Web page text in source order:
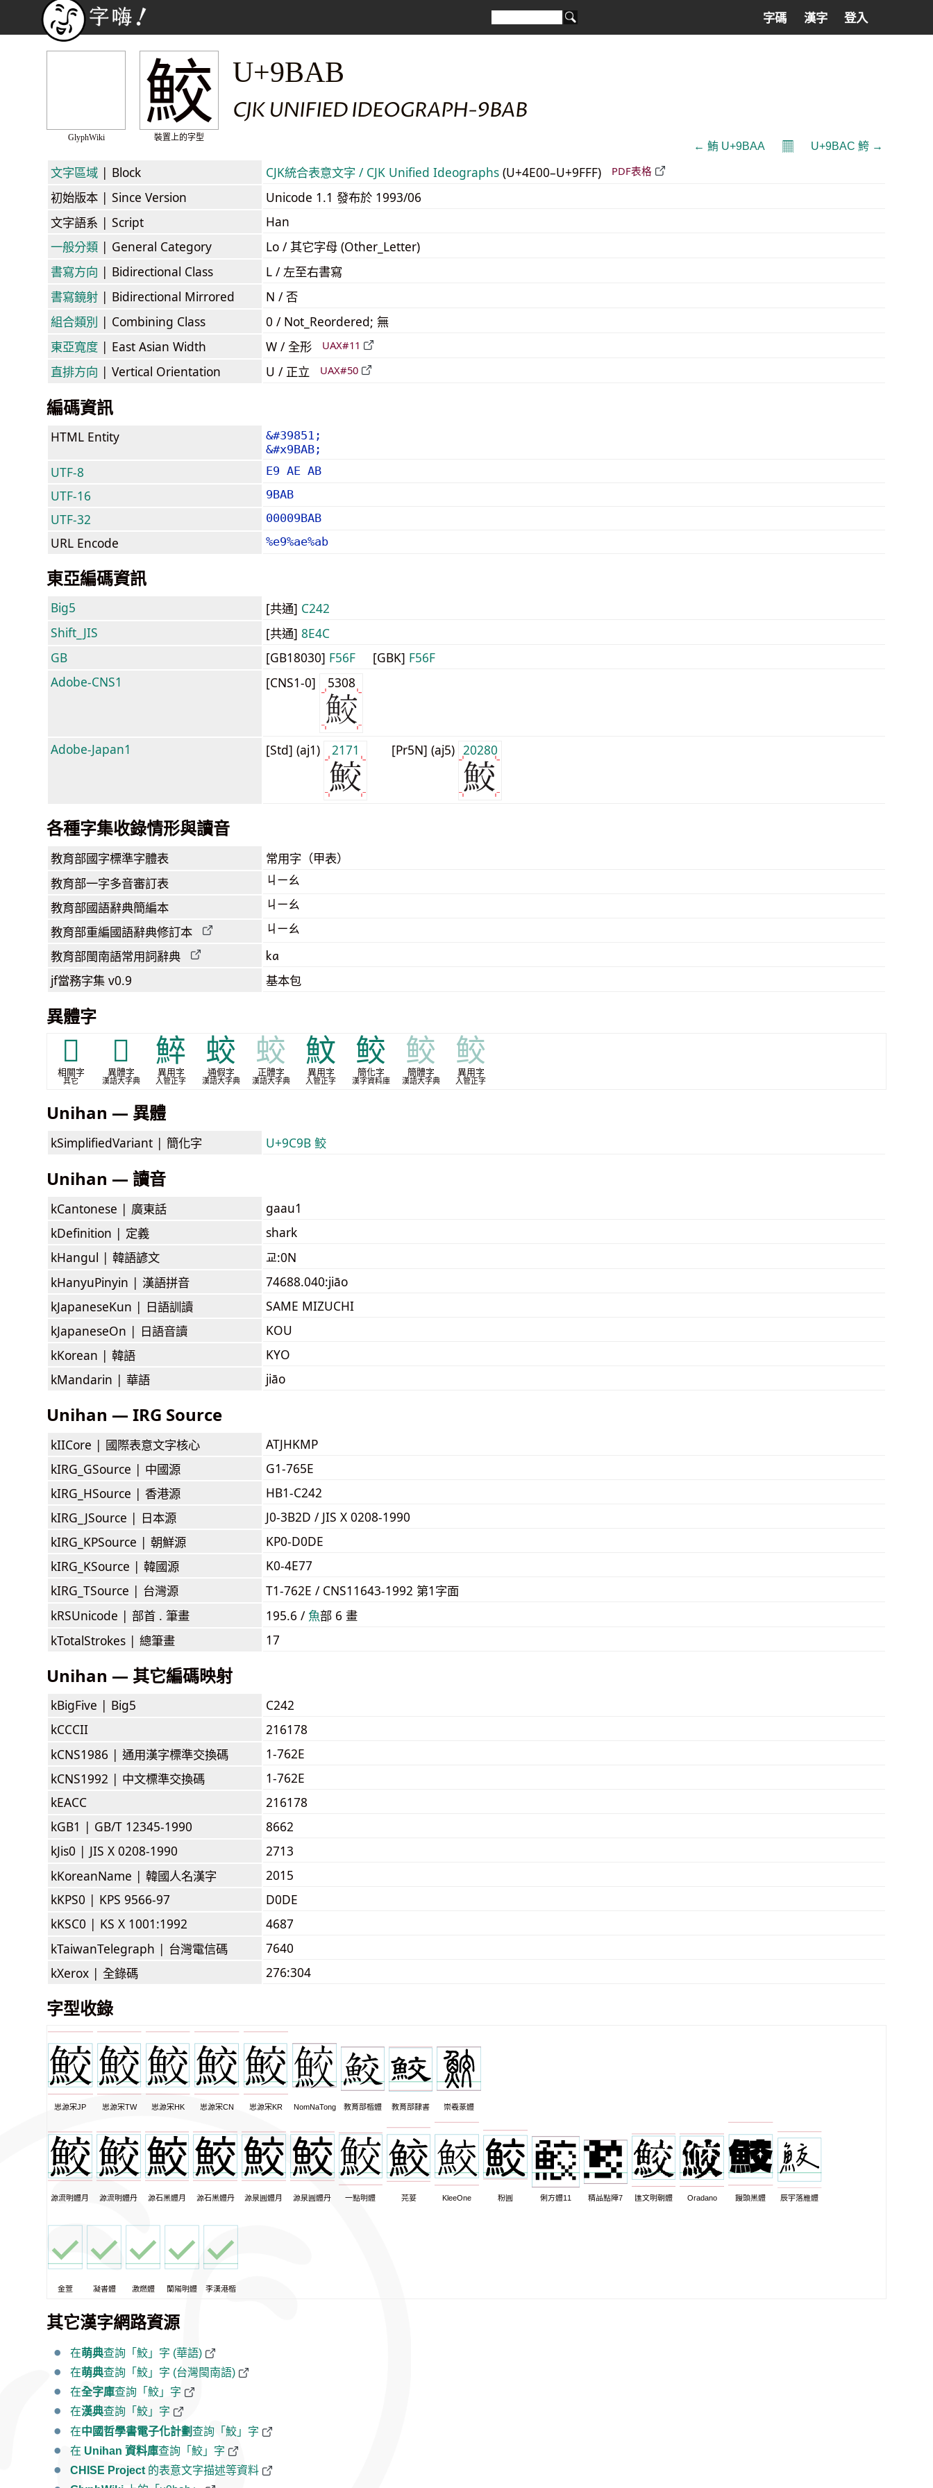
字碼 漢字 登入
GlyphWiki
鮫
裝置上的字型
U+9BAB
CJK UNIFIED IDEOGRAPH-9BAB
← 鮪 U+9BAA 𝄜 U+9BAC 鮬 →
文字區域 | Block CJK統合表意文字 / CJK Unified Ideographs (U+4E00–U+9FFF) PDF表格
初始版本 | Since Version
Unicode 1.1 發布於 1993/06
文字語系 | Script
Han
一般分類 | General Category
Lo / 其它字母 (Other_Letter)
書寫方向 | Bidirectional Class
L / 左至右書寫
書寫鏡射 | Bidirectional Mirrored
N / 否
組合類別 | Combining Class
0 / Not_Reordered; 無
東亞寬度 | East Asian Width W / 全形 UAX#11
直排方向 | Vertical Orientation U / 正立 UAX#50
編碼資訊
HTML Entity
&#39851;
&#x9BAB;
UTF-8 E9 AE AB
UTF-16 9BAB
UTF-32 00009BAB
URL Encode %e9%ae%ab
東亞編碼資訊
Big5 [共通] C242
Shift_JIS
[共通] 8E4C
GB
[GB18030] F56F [GBK] F56F
Adobe-CNS1
[CNS1-0] 5308
Adobe-Japan1 [Std] (aj1) 2171 [Pr5N] (aj5) 20280
各種字集收錄情形與讀音
教育部國字標準字體表 常用字（甲表）
教育部一字多音審訂表 ㄐㄧㄠ
教育部國語辭典簡編本 ㄐㄧㄠ
教育部重編國語辭典修訂本 ㄐㄧㄠ
教育部閩南語常用詞辭典 ka
jf當務字集 v0.9 基本包
異體字
𧣦
相關字
其它
𩊔
異體字
漢語大字典
䱣
異用字
入管正字
蛟
通假字
漢語大字典
蛟
正體字
漢語大字典
魰
異用字
入管正字
鲛
簡化字
漢字資料庫
鲛
簡體字
漢語大字典
鲛
異用字
入管正字
Unihan — 異體
kSimplifiedVariant | 簡化字 U+9C9B 鲛
Unihan — 讀音
kCantonese | 廣東話
gaau1
kDefinition | 定義
shark
kHangul | 韓語諺文
교:0N
kHanyuPinyin | 漢語拼音
74688.040:jiāo
kJapaneseKun | 日語訓讀
SAME MIZUCHI
kJapaneseOn | 日語音讀
KOU
kKorean | 韓語
KYO
kMandarin | 華語 jiāo
Unihan — IRG Source
kIICore | 國際表意文字核心
ATJHKMP
kIRG_GSource | 中國源
G1-765E
kIRG_HSource | 香港源
HB1-C242
kIRG_JSource | 日本源
J0-3B2D / JIS X 0208-1990
kIRG_KPSource | 朝鮮源
KP0-D0DE
kIRG_KSource | 韓國源
K0-4E77
kIRG_TSource | 台灣源
T1-762E / CNS11643-1992 第1字面
kRSUnicode | 部首 . 筆畫 195.6 / ⿂部 6 畫
kTotalStrokes | 總筆畫 17
Unihan — 其它編碼映射
kBigFive | Big5
C242
kCCCII
216178
kCNS1986 | 通用漢字標準交換碼
1-762E
kCNS1992 | 中文標準交換碼
1-762E
kEACC
216178
kGB1 | GB/T 12345-1990
8662
kJis0 | JIS X 0208-1990
2713
kKoreanName | 韓國人名漢字
2015
kKPS0 | KPS 9566-97
D0DE
kKSC0 | KS X 1001:1992
4687
kTaiwanTelegraph | 台灣電信碼
7640
kXerox | 全錄碼 276:304
字型收錄
思源宋JP 思源宋TW 思源宋HK 思源宋CN 思源宋KR NomNaTong 教育部楷體 教育部隸書 崇羲篆體
源流明體月 源流明體丹 源石黑體月 源石黑體丹 源泉圓體月 源泉圓體丹 一點明體 芫荽 KleeOne 粉圓 俐方體11 精品點陣7 匯文明朝體 Oradano 饅頭黑體 辰宇落雁體
金萱 凝書體 激燃體 蘭陽明體 李漢港楷
其它漢字網路資源
在萌典查詢「鮫」字 (華語)
在萌典查詢「鮫」字 (台灣閩南語)
在全字庫查詢「鮫」字
在漢典查詢「鮫」字
在中國哲學書電子化計劃 查詢「鮫」字
在 Unihan 資料庫查詢「鮫」字
CHISE Project 的表意文字描述等資料